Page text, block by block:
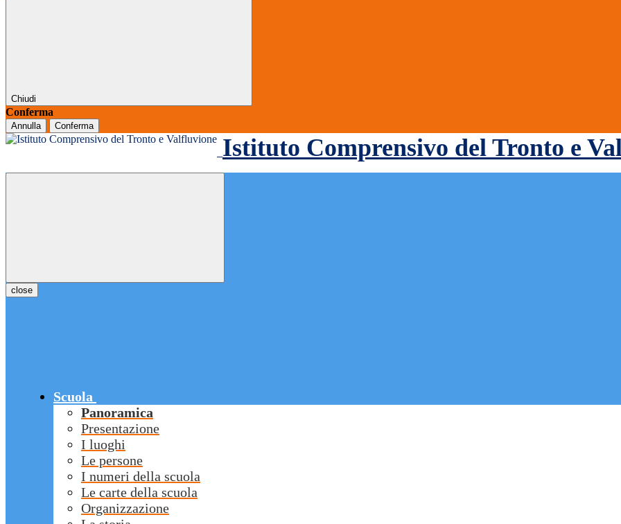
Chiudi
Conferma
Annulla Conferma
Istituto Comprensivo del Tronto e
close
Scuola
Panoramica
Presentazione
I luoghi
Le persone
I numeri della scuola
Le carte della scuola
Organizzazione